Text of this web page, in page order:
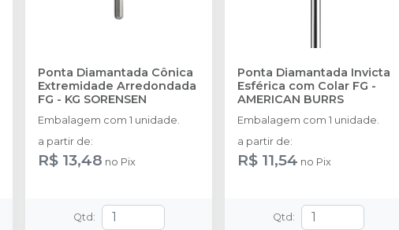
Ponta Diamantada Cônica
Extremidade Arredondada
FG - KG SORENSEN
Embalagem com 1 unidade.
a partir de:
R$ 13,48 no Pix
Qtd :
Ponta Diamantada Invicta
Esférica com Colar FG -
AMERICAN BURRS
Embalagem com 1 unidade.
a partir de:
R$ 11,54 no Pix
Qtd :